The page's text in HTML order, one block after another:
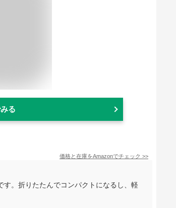
る
価格と在庫をAmazonでチェック >>
。折りたたんでコンパクトになるし、軽